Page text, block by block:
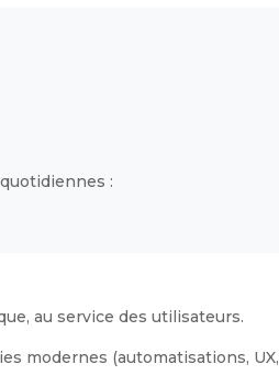
:
au service des utilisateurs.
modernes (automatisations, UX,